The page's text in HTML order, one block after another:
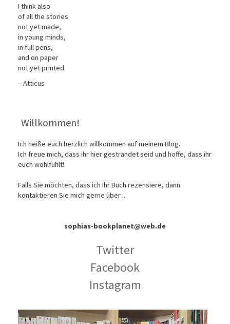
I think also
of all the stories
not yet made,
in young minds,
in full pens,
and on paper
not yet printed.
– Atticus
Willkommen!
Ich heiße euch herzlich willkommen auf meinem Blog.
Ich freue mich, dass ihr hier gestrandet seid und hoffe, dass ihr
euch wohlfühlt!
Falls Sie möchten, dass ich Ihr Buch rezensiere, dann
kontaktieren Sie mich gerne über ...
sophias-bookplanet@web.de
Twitter
Facebook
Instagram